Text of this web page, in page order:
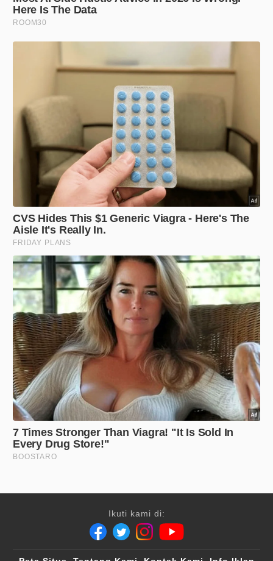
Ikuti kami di: